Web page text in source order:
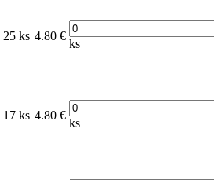
25 ks 4.80 €
ks
17 ks 4.80 €
ks